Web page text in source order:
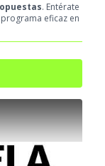
. Entérate
eficaz en